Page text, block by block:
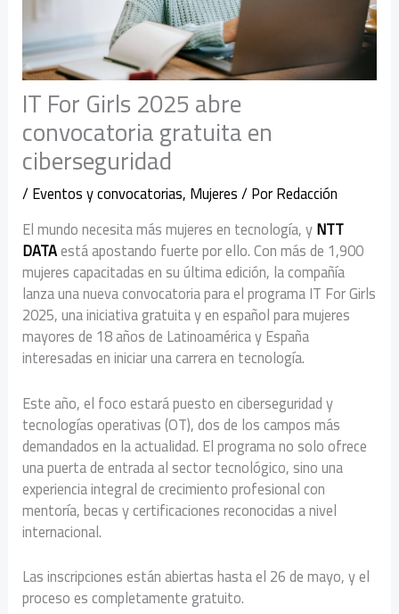
IT For Girls 2025 abre
convocatoria gratuita en
ciberseguridad
/Eventos y convocatorias, Mujeres/ PorRedacción
El mundo necesita más mujeres en tecnología, yNTT
DATAestá apostando fuerte por ello. Con más de 1,900
mujeres capacitadas en su última edición, la compañía
lanza una nueva convocatoria para el programa IT For Girls
2025, una iniciativa gratuita y en español para mujeres
mayores de 18 años de Latinoamérica y España
interesadas en iniciar una carrera en tecnología.
Este año, el foco estará puesto en ciberseguridad y
tecnologías operativas (OT), dos de los campos más
demandados en la actualidad. El programa no solo ofrece
una puerta de entrada al sector tecnológico, sino una
experiencia integral de crecimiento profesional con
mentoría, becas y certificaciones reconocidas a nivel
internacional.
Las inscripciones están abiertas hasta el 26 de mayo, y el
proceso es completamente gratuito.